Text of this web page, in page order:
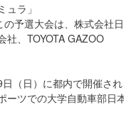
ラ」
の予選大会は、株式会社日
社、TOYOTA GAZOO
（日）に都内で開催さ
ーツでの大学自動車部日